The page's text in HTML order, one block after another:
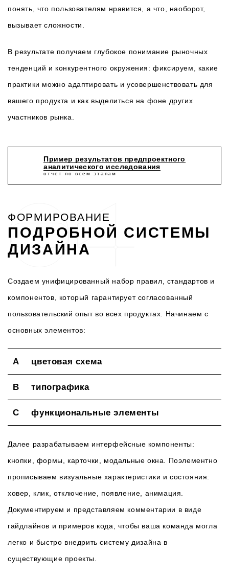
понять, что пользователям нравится, а что, наоборот,
вызывает сложности.
В результате получаем глубокое понимание рыночных
тенденций и конкурентного окружения: фиксируем, какие
практики можно адаптировать и усовершенствовать для
вашего продукта и как выделиться на фоне других
участников рынка.
Пример результатов предпроектного
аналитического исследования
ФОРМИРОВАНИЕ
ПОДРОБНОЙ СИСТЕМЫ
ДИЗАЙНА
Создаем унифицированный набор правил, стандартов и
компонентов, который гарантирует согласованный
пользовательский опыт во всех продуктах. Начинаем с
основных элементов:
цветовая схема
типографика
функциональные элементы
Далее разрабатываем интерфейсные компоненты:
кнопки, формы, карточки, модальные окна. Поэлементно
прописываем визуальные характеристики и состояния:
ховер, клик, отключение, появление, анимация.
Документируем и представляем комментарии в виде
гайдлайнов и примеров кода, чтобы ваша команда могла
легко и быстро внедрить систему дизайна в
существующие проекты.